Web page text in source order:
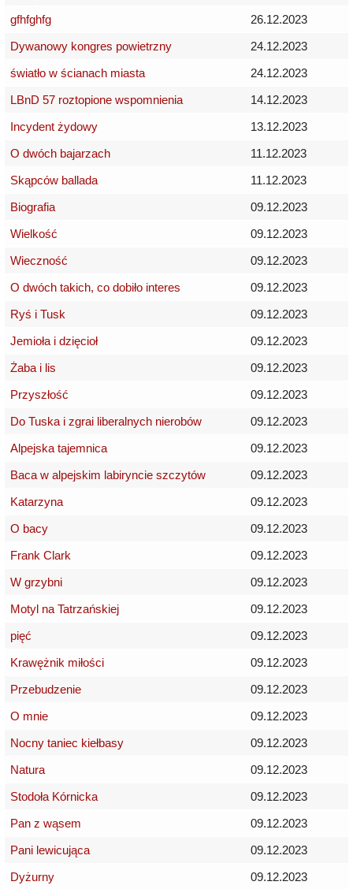
gfhfghfg
26.12.2023
Dywanowy kongres powietrzny
24.12.2023
światło w ścianach miasta
24.12.2023
LBnD 57 roztopione wspomnienia
14.12.2023
Incydent żydowy
13.12.2023
O dwóch bajarzach
11.12.2023
Skąpców ballada
11.12.2023
Biografia
09.12.2023
Wielkość
09.12.2023
Wieczność
09.12.2023
O dwóch takich, co dobiło interes
09.12.2023
Ryś i Tusk
09.12.2023
Jemioła i dzięcioł
09.12.2023
Żaba i lis
09.12.2023
Przyszłość
09.12.2023
Do Tuska i zgrai liberalnych nierobów
09.12.2023
Alpejska tajemnica
09.12.2023
Baca w alpejskim labiryncie szczytów
09.12.2023
Katarzyna
09.12.2023
O bacy
09.12.2023
Frank Clark
09.12.2023
W grzybni
09.12.2023
Motyl na Tatrzańskiej
09.12.2023
pięć
09.12.2023
Krawężnik miłości
09.12.2023
Przebudzenie
09.12.2023
O mnie
09.12.2023
Nocny taniec kiełbasy
09.12.2023
Natura
09.12.2023
Stodoła Kórnicka
09.12.2023
Pan z wąsem
09.12.2023
Pani lewicująca
09.12.2023
Dyżurny
09.12.2023